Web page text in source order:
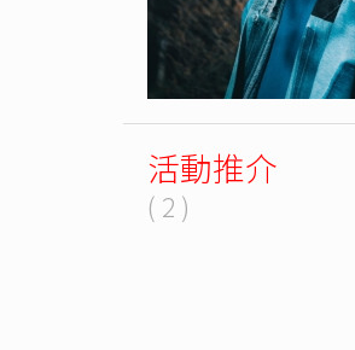
活動推介
( 2 )